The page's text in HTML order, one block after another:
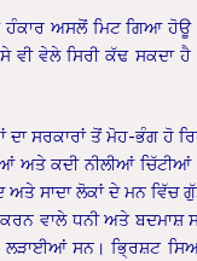
ਅਸਲੋਂ ਮਿਟ ਗਿਆ
ਵੀ ਵੇਲੇ ਸਿਰੀ ਕੱਢ
ਦਾ ਸਰਕਾਰਾਂ ਤੋਂ ਮੋਹ-ਭੰਗ
ਅਤੇ ਕਦੀ ਨੀਲੀਆਂ
ਸਾਦਾ ਲੋਕਾਂ ਦੇ ਮਨ ਵਿੱਚ
ਵਾਲੇ ਧਨੀ ਅਤੇ ਬਦਮਾਸ਼
ਲੜਾਈਆਂ ਸਨ। ਭ੍ਰਿਸ਼ਟ